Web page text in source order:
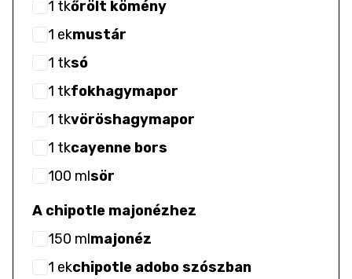
1 tkőrölt kömény
1 ekmustár
1 tksó
1 tkfokhagymapor
1 tkvöröshagymapor
1 tkcayenne bors
100 mlsör
A chipotle majonézhez
150 mlmajonéz
1 ekchipotle adobo szószban